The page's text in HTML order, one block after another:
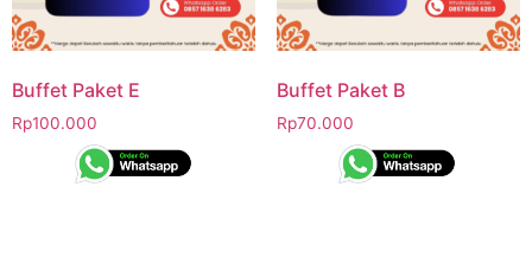
Buffet Paket E
Rp100.000
Buffet Paket B
Rp70.000